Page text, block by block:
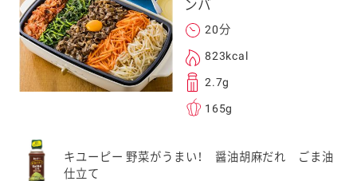
ンバ
20分
823kcal
2.7g
165g
キユーピー 野菜がうまい！ 醤油胡麻だれ ごま油
仕立て